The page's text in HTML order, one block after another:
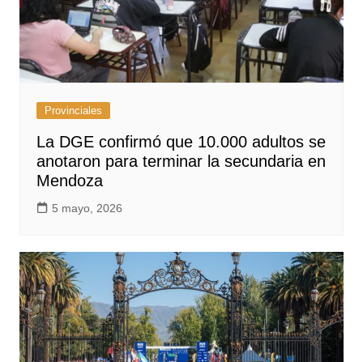
Provinciales
La DGE confirmó que 10.000 adultos se
anotaron para terminar la secundaria en
Mendoza
5 mayo, 2026